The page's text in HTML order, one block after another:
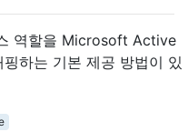
역할을 Microsoft Active
하는 기본 제공 방법이 있